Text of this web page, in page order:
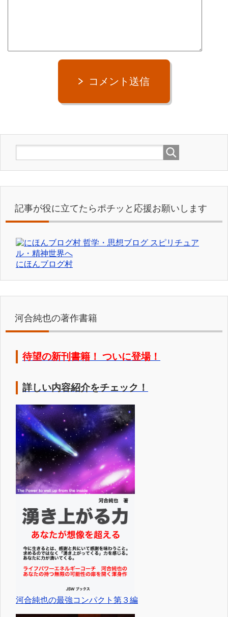
コメント送信
記事が役に立てたらポチッと応援お願いします
にほんブログ村
河合純也の著作書籍
待望の新刊書籍！ ついに登場！
詳しい内容紹介をチェック！
河合純也の最強コンパクト第３編